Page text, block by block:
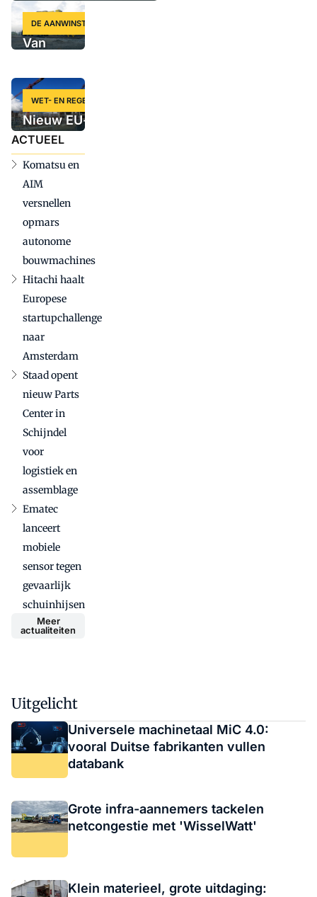
DE AANWINST
Van
krachtpatser
tot slimme
krol: vijf
nieuwe
machines
op een rij
WET- EN REGELGEVING
Nieuw EU-voorstel
voor
aanbestedingregels
kan grote gevolgen
hebben voor
bouwmachinesector
ACTUEEL
Komatsu en
AIM
versnellen
opmars
autonome
bouwmachines
Hitachi haalt
Europese
startupchallenge
naar
Amsterdam
Staad opent
nieuw Parts
Center in
Schijndel
voor
logistiek en
assemblage
Ematec
lanceert
mobiele
sensor tegen
gevaarlijk
schuinhijsen
Meer
actualiteiten
Uitgelicht
Universele machinetaal MiC 4.0:
vooral Duitse fabrikanten vullen
databank
Grote infra-aannemers tackelen
netcongestie met 'WisselWatt'
Klein materieel, grote uitdaging: